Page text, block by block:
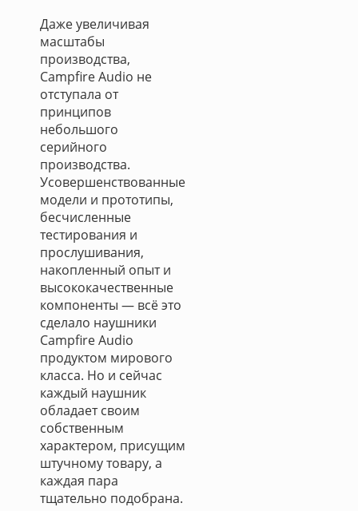
Даже увеличивая
масштабы
производства,
Campfire Audio не
отступала от
принципов
небольшого
серийного
производства.
Усовершенствованные
модели и прототипы,
бесчисленные
тестирования и
прослушивания,
накопленный опыт и
высококачественные
компоненты — всё это
сделало наушники
Campfire Audio
продуктом мирового
класса. Но и сейчас
каждый наушник
обладает своим
собственным
характером, присущим
штучному товару, а
каждая пара
тщательно подобрана.